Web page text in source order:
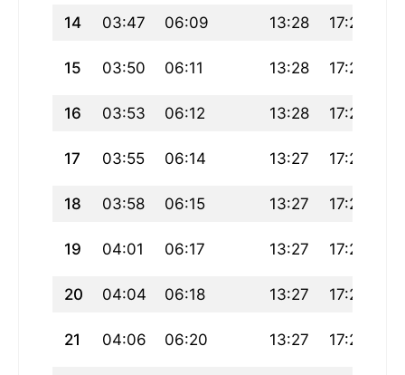
14 03:47 06:09 13:28 17:28
15 03:50 06:11 13:28 17:27
16 03:53 06:12 13:28 17:26
17 03:55 06:14 13:27 17:25
18 03:58 06:15 13:27 17:24
19 04:01 06:17 13:27 17:22
20 04:04 06:18 13:27 17:21
21 04:06 06:20 13:27 17:20